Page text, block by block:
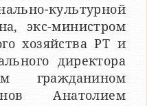
культурной
экс-министром
хозяйства РТ и
директора
гражданином
Анатолием